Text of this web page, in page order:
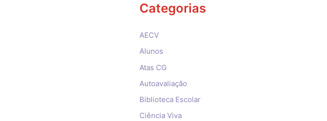
Categorias
AECV
Alunos
Atas CG
Autoavaliação
Biblioteca Escolar
Ciência Viva